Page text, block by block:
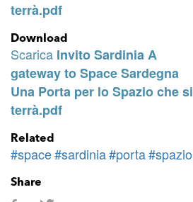
terrà.pdf
Download
Scarica Invito Sardinia A
gateway to Space Sardegna
Una Porta per lo Spazio che si
terrà.pdf
Related
#space#sardinia#porta#spazio
Share